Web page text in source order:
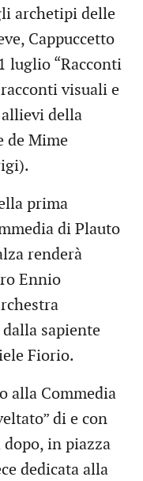
archetipi delle
Cappuccetto
luglio “Racconti
visuali e
della
de Mime
prima
di Plauto
renderà
Ennio
sapiente
Fiorio.
alla Commedia
di e con
in piazza
dedicata alla